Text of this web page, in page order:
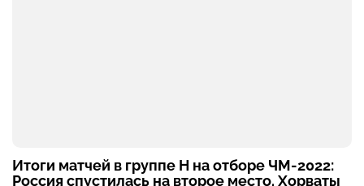
Итоги матчей в группе H на отборе ЧМ-2022:
Россия спустилась на второе место. Хорваты